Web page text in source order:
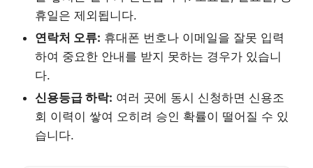
휴일은 제외됩니다.
연락처 오류: 휴대폰 번호나 이메일을 잘못 입력
하여 중요한 안내를 받지 못하는 경우가 있습니
다.
신용등급 하락: 여러 곳에 동시 신청하면 신용조
회 이력이 쌓여 오히려 승인 확률이 떨어질 수 있
습니다.